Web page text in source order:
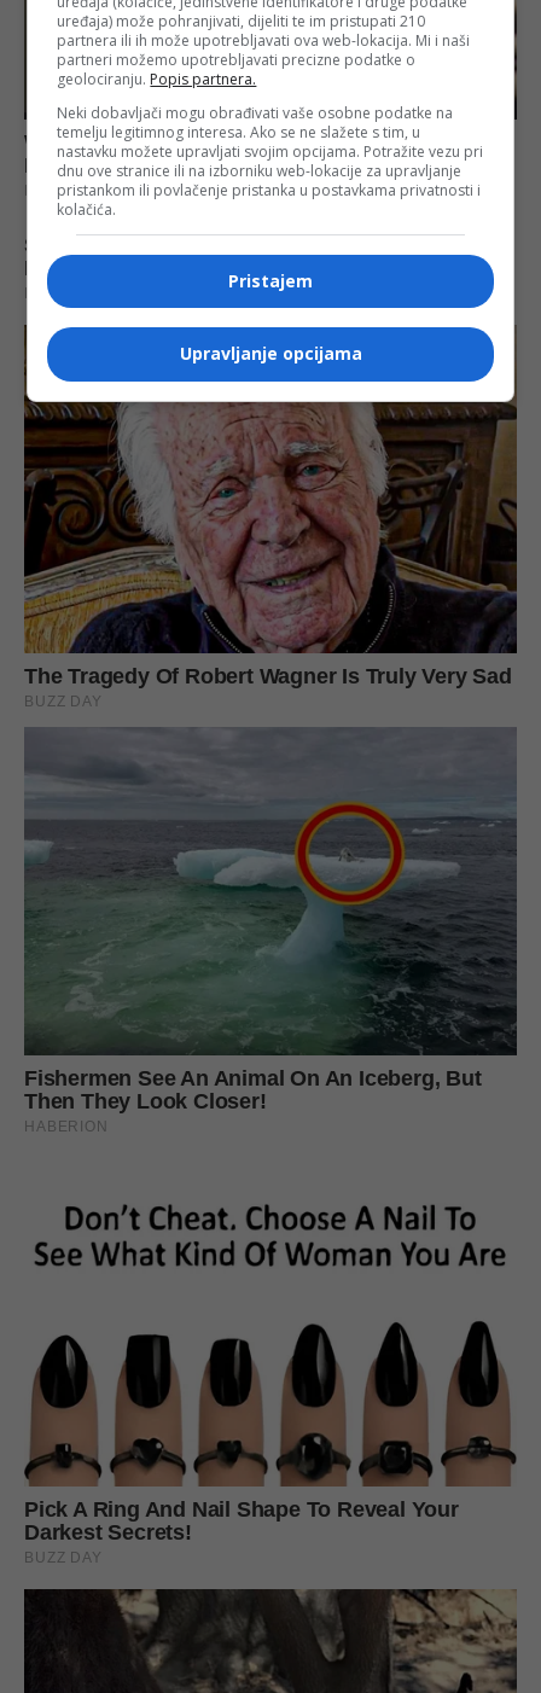
uređaja) može pohranjivati, dijeliti te im pristupati 210
partnera ili ih može upotrebljavati ova web-lokacija. Mi i naši
partneri možemo upotrebljavati precizne podatke o
geolociranju. Popis partnera.
Neki dobavljači mogu obrađivati vaše osobne podatke na
temelju legitimnog interesa. Ako se ne slažete s tim, u
nastavku možete upravljati svojim opcijama. Potražite vezu pri
dnu ove stranice ili na izborniku web-lokacije za upravljanje
pristankom ili povlačenje pristanka u postavkama privatnosti i
kolačića.
Pristajem
Upravljanje opcijama